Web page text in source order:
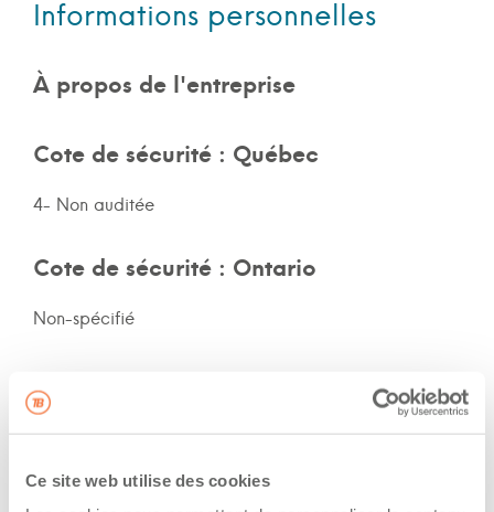
Ce site web utilise des cookies
Informations personnelles
À propos de l'entreprise
Cote de sécurité : Québec
4- Non auditée
Cote de sécurité : Ontario
Non-spécifié
Cote de sécurité: autres provinces
QC
Assurances et immatriculation